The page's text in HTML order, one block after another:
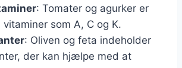
: Tomater og agurker er
som A, C og K.
: Oliven og feta indeholder
der kan hjælpe med at